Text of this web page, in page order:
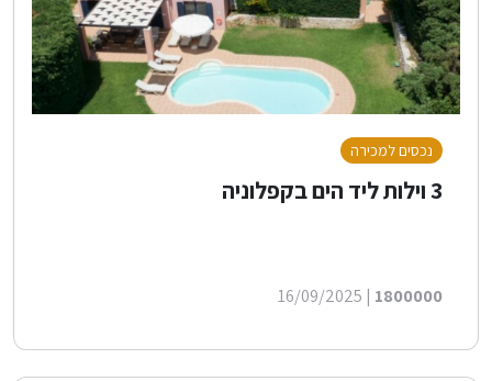
נכסים למכירה
3 וילות ליד הים בקפלוניה
1800000
| 16/09/2025